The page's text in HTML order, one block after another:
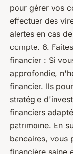
pour gérer vos
effectuer des
alertes en cas
compte. 6.
financier : Si
approfondie,
financier. Ils
stratégie
financiers
patrimoine. En
bancaires, vous
financière saine